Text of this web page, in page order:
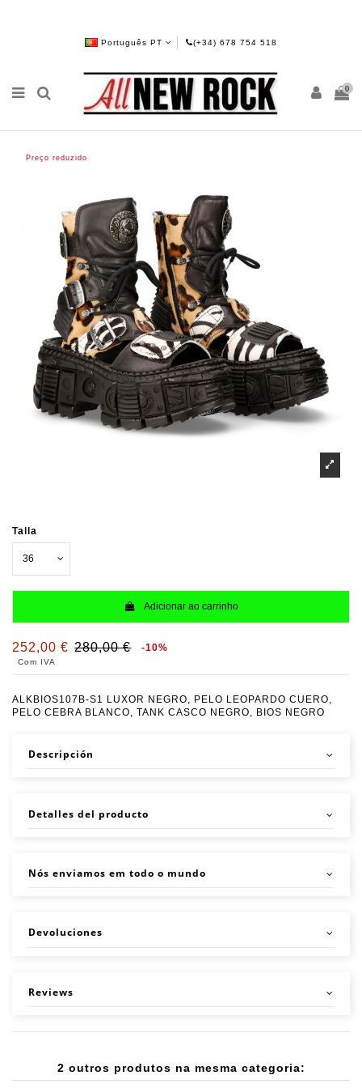
Português PT (+34) 678 754 518
0
Preço reduzido
Talla
Adicionar ao carrinho
252,00 € 280,00 € -10%
Com IVA
ALKBIOS107B-S1 LUXOR NEGRO, PELO LEOPARDO CUERO,
PELO CEBRA BLANCO, TANK CASCO NEGRO, BIOS NEGRO
Descripción
Detalles del producto
Nós enviamos em todo o mundo
Devoluciones
Reviews
2 outros produtos na mesma categoria: